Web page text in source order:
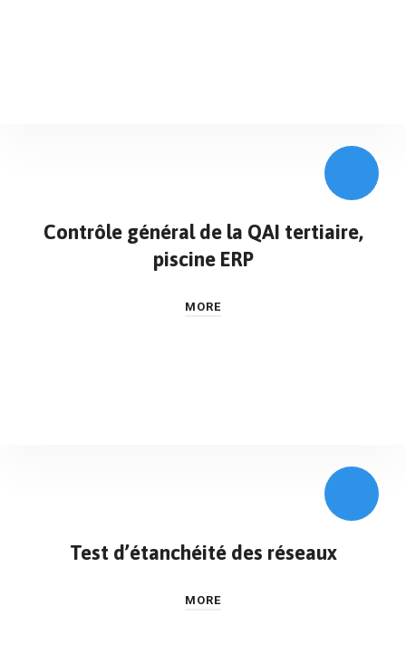
Contrôle général de la QAI tertiaire,
piscine ERP
MORE
Test d’étanchéité des réseaux
MORE